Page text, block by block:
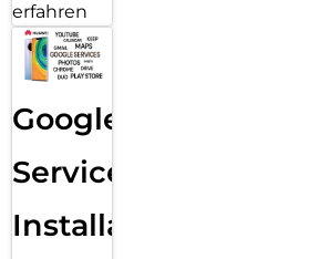
erfahren
Google
Services
Installation